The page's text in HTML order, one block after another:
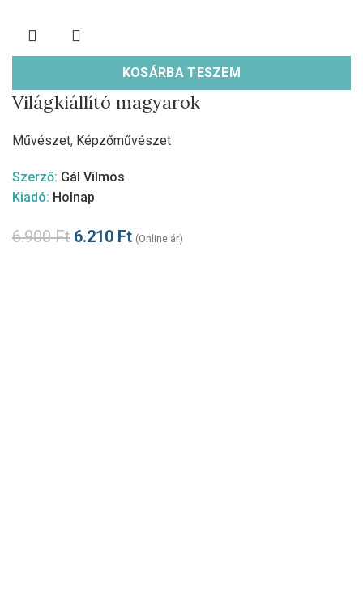
KOSÁRBA TESZEM
Világkiállító magyarok
Művészet, Képzőművészet
Szerző: Gál Vilmos
Kiadó: Holnap
6.900Ft 6.210 Ft (Online ár)